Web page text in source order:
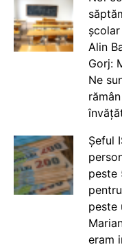
Alin
Gorj:
Ne
Șeful
peste
peste
eram